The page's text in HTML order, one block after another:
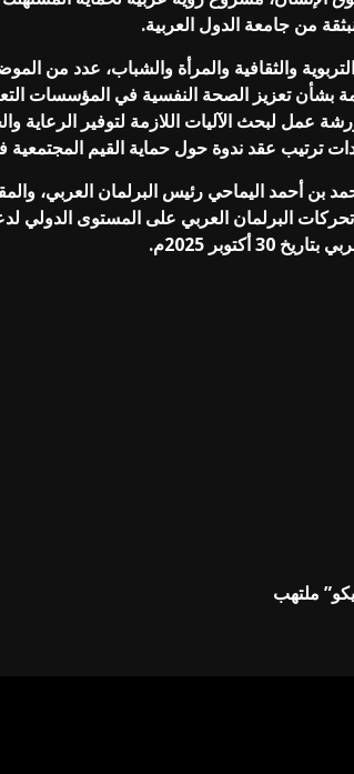
من جامعة الدول العربية.
والثقافية والمرأة والشباب، عدد من
بشأن تعزيز الصحة النفسية في المؤسسات
ورشة عمل لبحث الآليات اللازمة لتوفير
ترتيب عقد ندوة حول حماية القيم المجتمعية
بن أحمد اليماحي رئيس البرلمان العربي،
البرلمان العربي على المستوى الدولي
2025م.
ملتهب